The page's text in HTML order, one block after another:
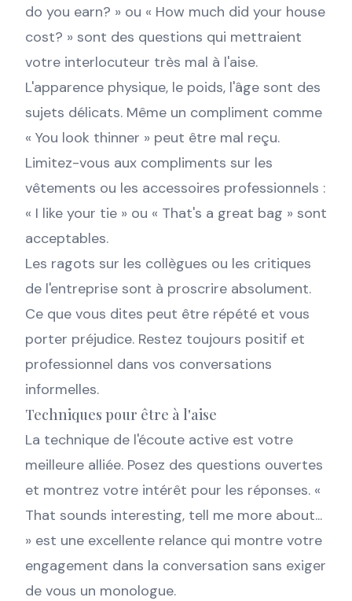
do you earn? » ou « How much did your house
cost? » sont des questions qui mettraient
votre interlocuteur très mal à l'aise.
L'apparence physique, le poids, l'âge sont des
sujets délicats. Même un compliment comme
« You look thinner » peut être mal reçu.
Limitez-vous aux compliments sur les
vêtements ou les accessoires professionnels :
« I like your tie » ou « That's a great bag » sont
acceptables.
Les ragots sur les collègues ou les critiques
de l'entreprise sont à proscrire absolument.
Ce que vous dites peut être répété et vous
porter préjudice. Restez toujours positif et
professionnel dans vos conversations
informelles.
Techniques pour être à l'aise
La technique de l'écoute active est votre
meilleure alliée. Posez des questions ouvertes
et montrez votre intérêt pour les réponses. «
That sounds interesting, tell me more about...
» est une excellente relance qui montre votre
engagement dans la conversation sans exiger
de vous un monologue.